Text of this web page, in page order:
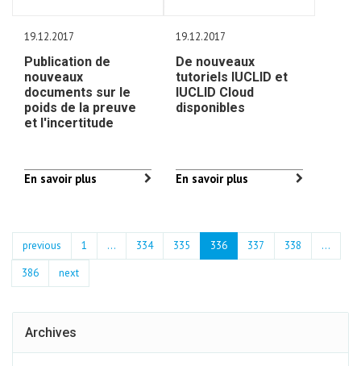
19.12.2017
Publication de
nouveaux
documents sur le
poids de la preuve
et l'incertitude
En savoir plus
19.12.2017
De nouveaux
tutoriels IUCLID et
IUCLID Cloud
disponibles
En savoir plus
previous 1 ... 334 335 336 337 338
…
386
next
Archives